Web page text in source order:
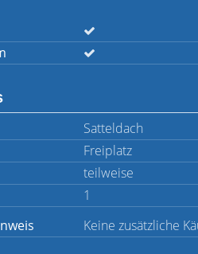
Satteldach
Freiplatz
teilweise
1
Keine zusätzliche